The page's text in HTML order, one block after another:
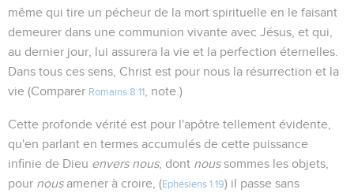
même qui tire un pécheur de la mort spirituelle en le faisant
demeurer dans une communion vivante avec Jésus, et qui,
au dernier jour, lui assurera la vie et la perfection éternelles.
Dans tous ces sens, Christ est pour nous la résurrection et la
vie (Comparer Romains 8.11 , note.)
Cette profonde vérité est pour l'apôtre tellement évidente,
qu'en parlant en termes accumulés de cette puissance
infinie de Dieu envers nous, dont noussommes les objets,
pour nousamener à croire, (Ephésiens 1.19) il passe sans